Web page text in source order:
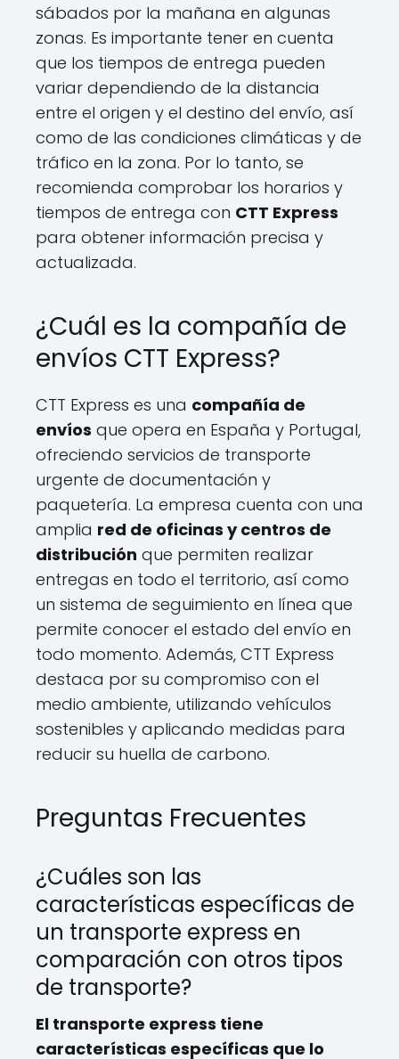
sábados por la mañana en algunas
zonas. Es importante tener en cuenta
que los tiempos de entrega pueden
variar dependiendo de la distancia
entre el origen y el destino del envío, así
como de las condiciones climáticas y de
tráfico en la zona. Por lo tanto, se
recomienda comprobar los horarios y
tiempos de entrega con CTT Express
para obtener información precisa y
actualizada.
¿Cuál es la compañía de
envíos CTT Express?
CTT Express es una compañía de
envíos que opera en España y Portugal,
ofreciendo servicios de transporte
urgente de documentación y
paquetería. La empresa cuenta con una
amplia red de oficinas y centros de
distribución que permiten realizar
entregas en todo el territorio, así como
un sistema de seguimiento en línea que
permite conocer el estado del envío en
todo momento. Además, CTT Express
destaca por su compromiso con el
medio ambiente, utilizando vehículos
sostenibles y aplicando medidas para
reducir su huella de carbono.
Preguntas Frecuentes
¿Cuáles son las
características específicas de
un transporte express en
comparación con otros tipos
de transporte?
El transporte express tiene
características específicas que lo